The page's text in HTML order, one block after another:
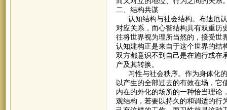
二、结构共谋
认知结构与社会结构。布迪厄认
对应关系，而心智结构具有双重历
往将世界视为理所当然的，接受世
认知建构正是来自于这个世界的结
双方都意识不到自己是在施行或在
产及其转换。
习性与社会秩序。作为身体化的
以产生的全部过去的有效在场，它
内在的外化的场所的一种恰当理论
观结构，若要以持久的和调适的